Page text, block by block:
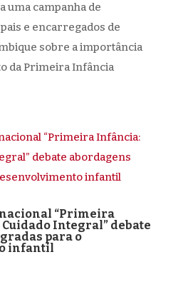
uma campanha de
e encarregados de
sobre a importância
da Primeira Infância
“Primeira
Integral” debate
para o
infantil